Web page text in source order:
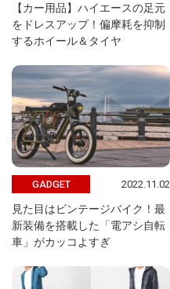
【カー用品】ハイエースの足元
をドレスアップ！偏摩耗を抑制
するホイール＆タイヤ
GADGET 2022.11.02
見た目はビンテージバイク！最
新装備を搭載した「電アシ自転
車」がカッコよすぎ